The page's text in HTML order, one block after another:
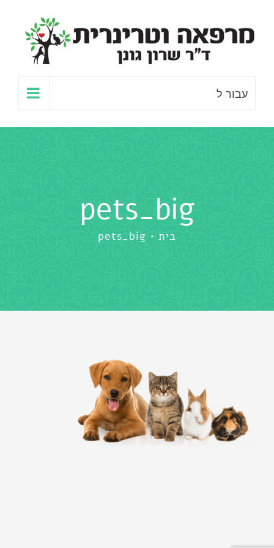
לתוכן
עבור ל
pets_big
בית pets_big